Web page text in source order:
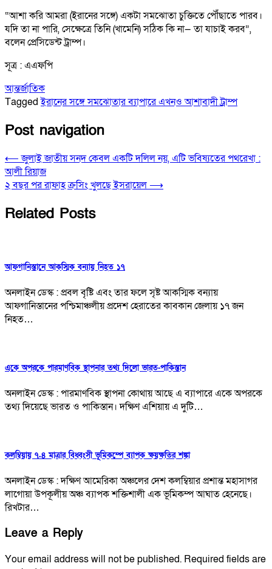
“আশা করি আমরা (ইরানের সঙ্গে) একটা সমঝোতা চুক্তিতে পৌঁছাতে পারব।
যদি তা না পারি, সেক্ষেত্রে তিনি (খামেনি) সঠিক কি না— তা যাচাই করব”,
বলেন প্রেসিডেন্ট ট্রাম্প।
সূত্র : এএফপি
আন্তর্জাতিক
Taggedইরানের সঙ্গে সমঝোতার ব্যাপারে এখনও আশাবাদী ট্রাম্প
Post navigation
⟵ জুলাই জাতীয় সনদ কেবল একটি দলিল নয়, এটি ভবিষ্যতের পথরেখা :
আলী রিয়াজ
২ বছর পর রাফাহ ক্রসিং খুলছে ইসরায়েল ⟶
Related Posts
আফগানিস্তানে আকস্মিক বন্যায় নিহত ১৭
অনলাইন ডেস্ক : প্রবল বৃষ্টি এবং তার ফলে সৃষ্ট আকস্মিক বন্যায়
আফগানিস্তানের পশ্চিমাঞ্চলীয় প্রদেশ হেরাতের কাবকান জেলায় ১৭ জন
নিহত…
একে অপরকে পারমাণবিক স্থাপনার তথ্য দিলো ভারত-পাকিস্তান
অনলাইন ডেস্ক : পারমাণবিক স্থাপনা কোথায় আছে এ ব্যাপারে একে অপরকে
তথ্য দিয়েছে ভারত ও পাকিস্তান। দক্ষিণ এশিয়ায় এ দুটি…
কলম্বিয়ায় ৭.৪ মাত্রার বিধ্বংসী ভূমিকম্পে ব্যাপক ক্ষয়ক্ষতির শঙ্কা
অনলাইন ডেস্ক : দক্ষিণ আমেরিকা অঞ্চলের দেশ কলম্বিয়ার প্রশান্ত মহাসাগর
লাগোয়া উপকূলীয় অঞ্চ ব্যাপক শক্তিশালী এক ভূমিকম্প আঘাত হেনেছে।
রিখটার…
Leave a Reply
Your email address will not be published. Required fields are